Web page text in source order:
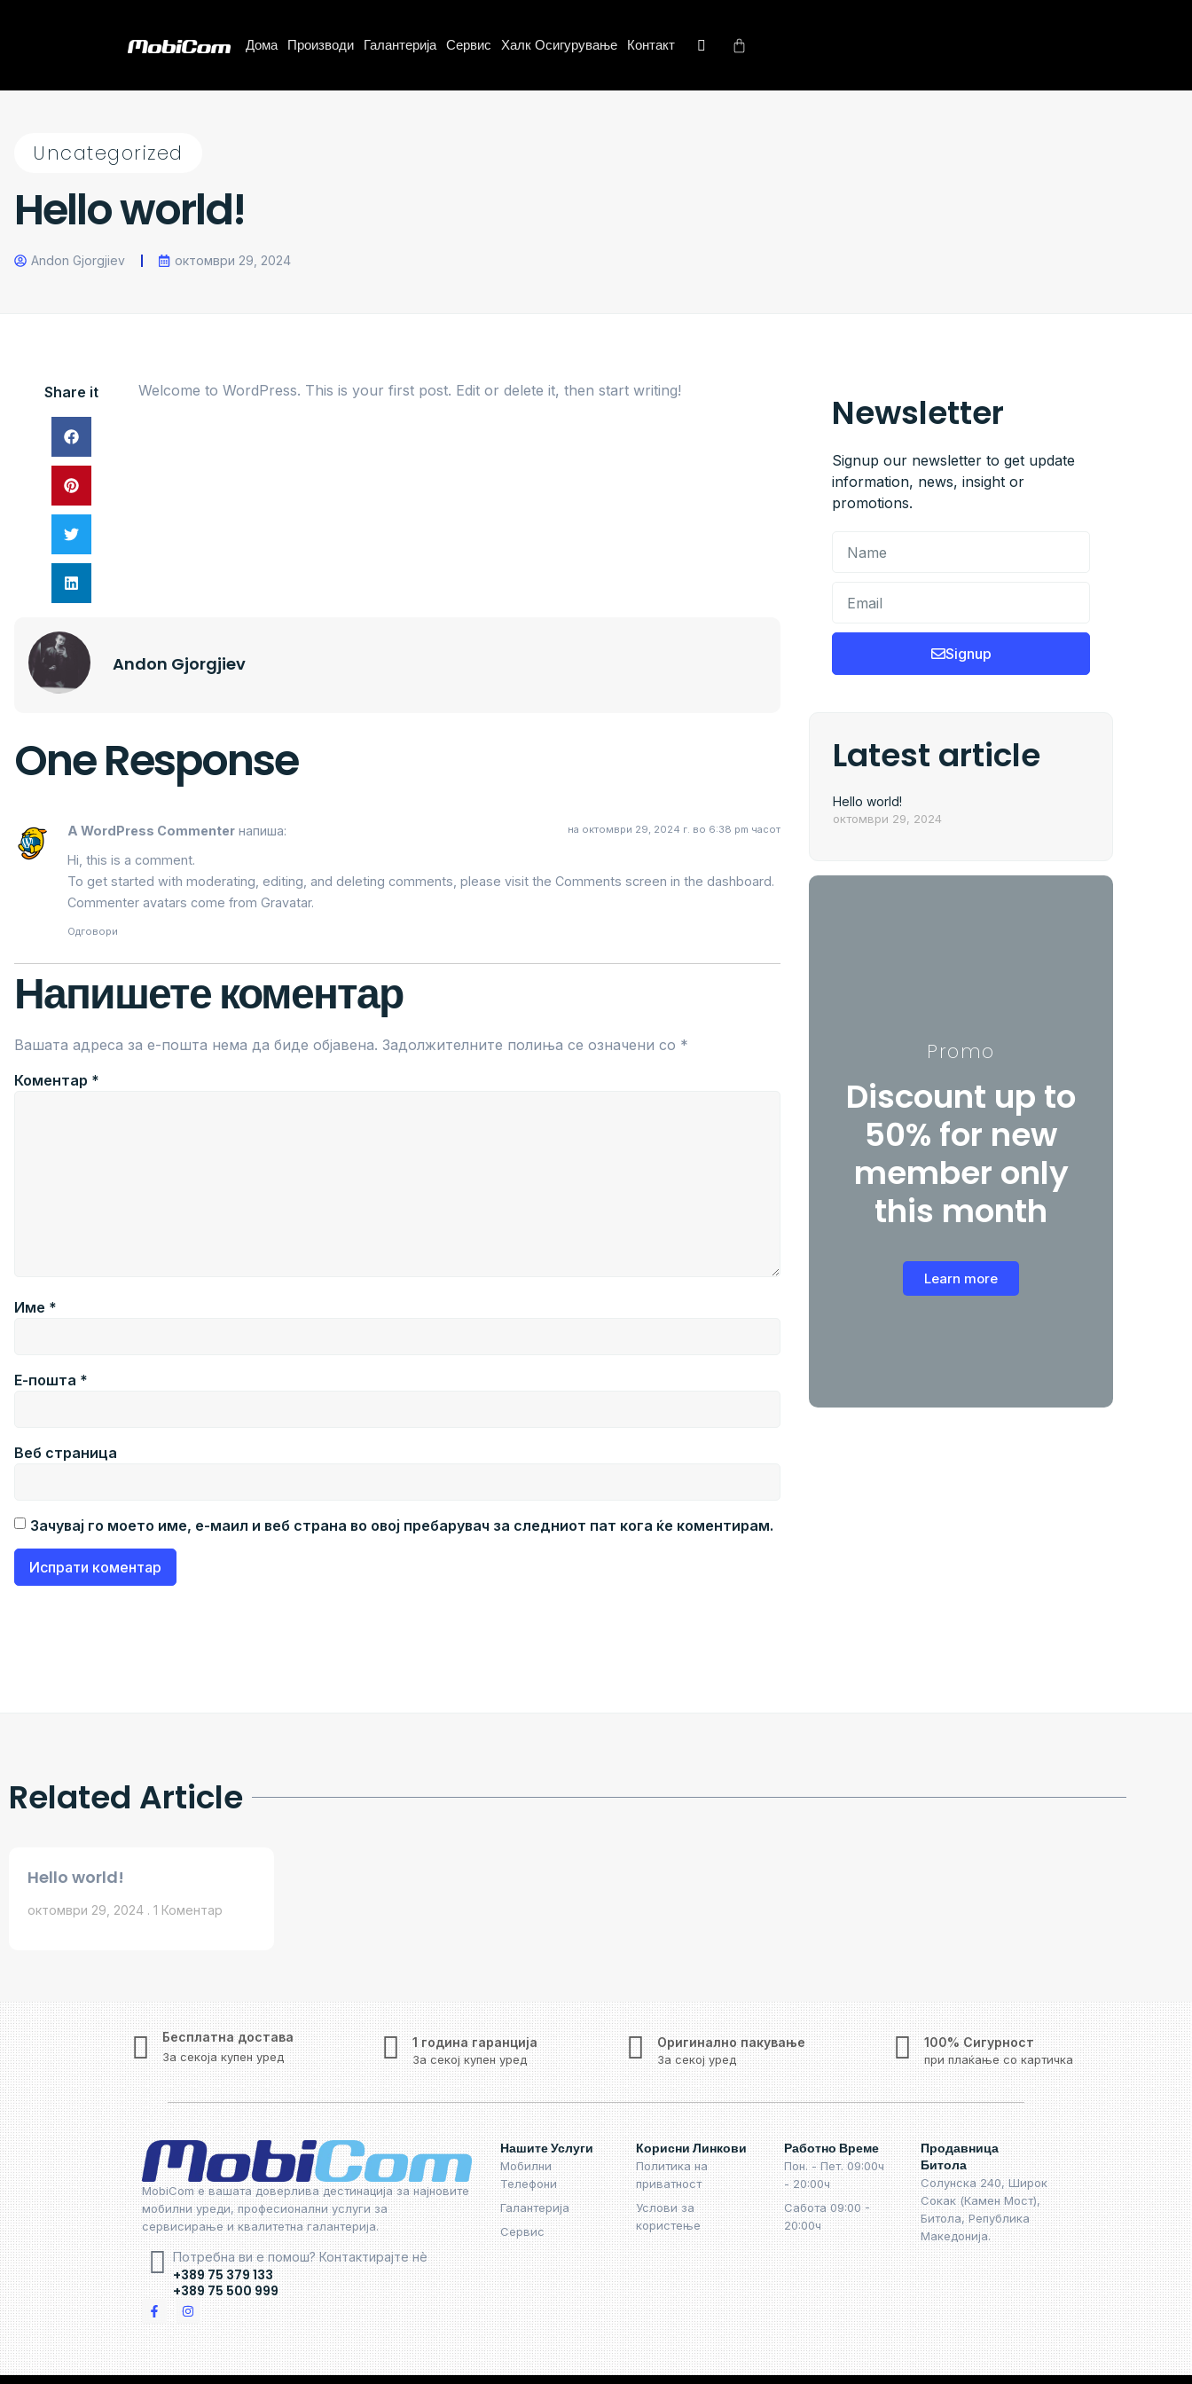
Дома Производи Галантерија Сервис Халк Осигурување Контакт
Uncategorized
Hello world!
Andon Gjorgjiev октомври 29, 2024
Share it Welcome to WordPress. This is your first post. Edit or delete it, then start writing!
Andon Gjorgjiev
One Response
A WordPress Commenter напиша: на октомври 29, 2024 г. во 6:38 pm часот
Hi, this is a comment.
To get started with moderating, editing, and deleting comments, please visit the Comments screen in the dashboard.
Commenter avatars come from Gravatar.
Одговори
Напишете коментар
Вашата адреса за е-пошта нема да биде објавена. Задолжителните полиња се означени со *
Коментар *
Име *
Е-пошта *
Веб страница
Зачувај го моето име, е-маил и веб страна во овој пребарувач за следниот пат кога ќе коментирам.
Newsletter
Signup our newsletter to get update
information, news, insight or
promotions.
Signup
Latest article
Hello world!
октомври 29, 2024
Promo
Discount up to
50% for new
member only
this month
Learn more
Related Article
Hello world!
октомври 29, 2024 1 Коментар
Бесплатна достава
За секоја купен уред
1 година гаранција
За секој купен уред
Оригинално пакување
За секој уред
100% Сигурност
при плаќање со картичка
MobiCom е вашата доверлива дестинација за најновите
мобилни уреди, професионални услуги за
сервисирање и квалитетна галантерија.
Потребна ви е помош? Контактирајте нѐ
+389 75 379 133
+389 75 500 999
Нашите Услуги
Мобилни
Телефони
Галантерија
Сервис
Корисни Линкови
Политика на
приватност
Услови за
користење
Работно Време
Пон. - Пет. 09:00ч
- 20:00ч
Сабота 09:00 -
20:00ч
Продавница
Битола
Солунска 240, Широк
Сокак (Камен Мост),
Битола, Република
Македонија.